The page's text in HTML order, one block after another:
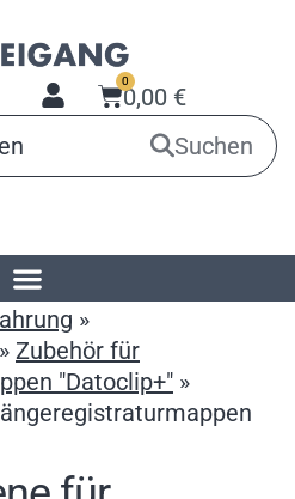
0,00 €
0
Suchen
»
»
» Zubehör für
"Datoclip+" »